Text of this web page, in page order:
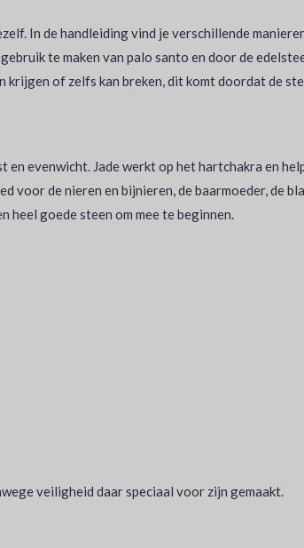
In de handleiding vind je verschillende
te maken van palo santo en door de
of zelfs kan breken, dit komt doordat de
evenwicht. Jade werkt op het hartchakra en
de nieren en bijnieren, de baarmoeder, de
goede steen om mee te beginnen.
veiligheid daar speciaal voor zijn gemaakt.